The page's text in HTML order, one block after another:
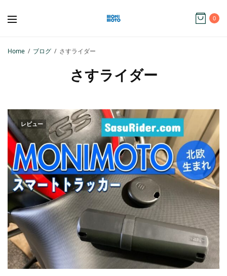
0
Home ブログ さすライダー
さすライダー
レビュー